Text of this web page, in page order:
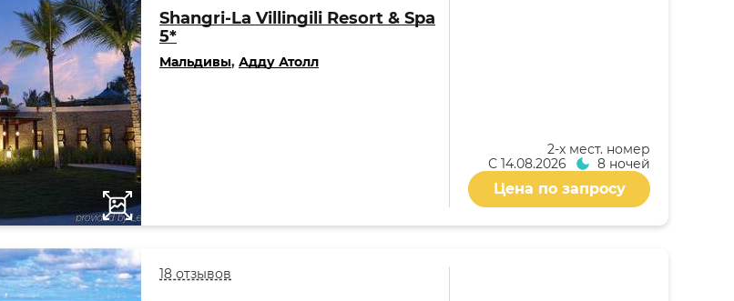
Shangri-La Villingili Resort & Spa
5*
Мальдивы, Адду Атолл
2-x мест. номер
С 14.08.2026 8 ночей
Цена по запросу
18 отзывов